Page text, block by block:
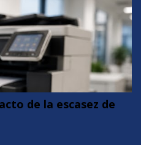
de la escasez de